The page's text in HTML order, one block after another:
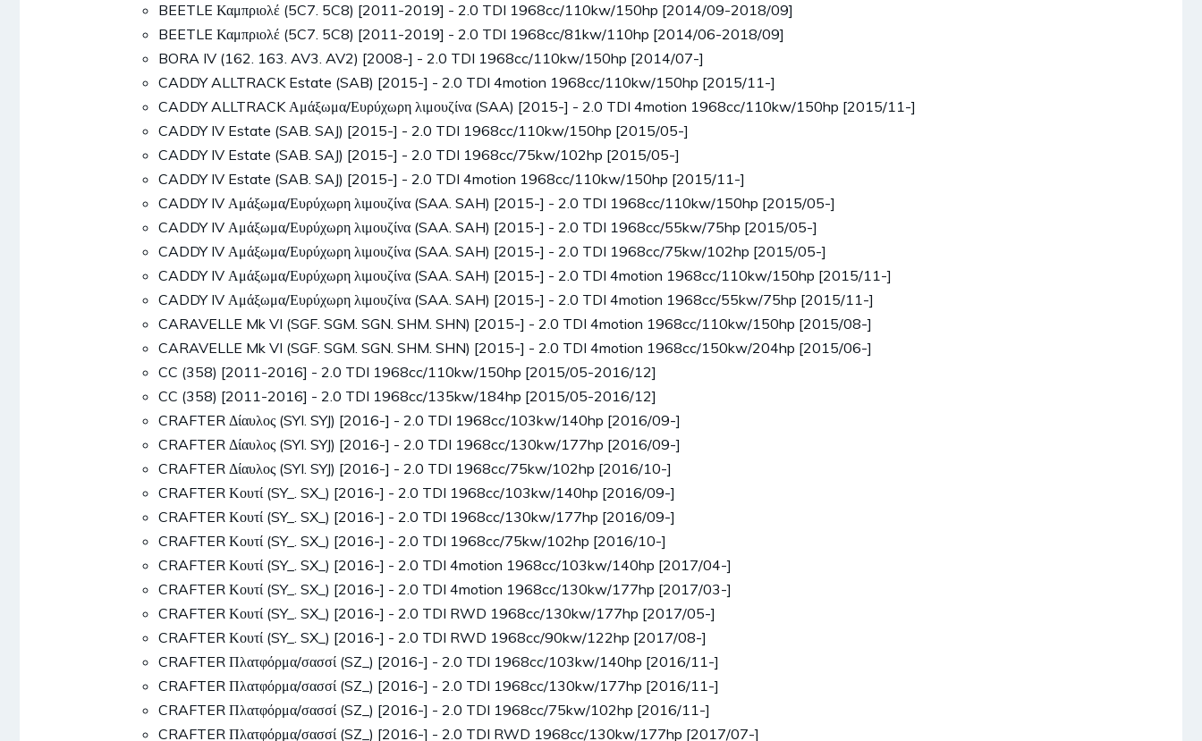
BEETLE Καμπριολέ (5C7. 5C8) [2011-2019] - 2.0 TDI 1968cc/110kw/150hp [2014/09-2018/09]
BEETLE Καμπριολέ (5C7. 5C8) [2011-2019] - 2.0 TDI 1968cc/81kw/110hp [2014/06-2018/09]
BORA IV (162. 163. AV3. AV2) [2008-] - 2.0 TDI 1968cc/110kw/150hp [2014/07-]
CADDY ALLTRACK Estate (SAB) [2015-] - 2.0 TDI 4motion 1968cc/110kw/150hp [2015/11-]
CADDY ALLTRACK Αμάξωμα/Ευρύχωρη λιμουζίνα (SAA) [2015-] - 2.0 TDI 4motion 1968cc/110kw/150hp [2015/11-]
CADDY IV Estate (SAB. SAJ) [2015-] - 2.0 TDI 1968cc/110kw/150hp [2015/05-]
CADDY IV Estate (SAB. SAJ) [2015-] - 2.0 TDI 1968cc/75kw/102hp [2015/05-]
CADDY IV Estate (SAB. SAJ) [2015-] - 2.0 TDI 4motion 1968cc/110kw/150hp [2015/11-]
CADDY IV Αμάξωμα/Ευρύχωρη λιμουζίνα (SAA. SAH) [2015-] - 2.0 TDI 1968cc/110kw/150hp [2015/05-]
CADDY IV Αμάξωμα/Ευρύχωρη λιμουζίνα (SAA. SAH) [2015-] - 2.0 TDI 1968cc/55kw/75hp [2015/05-]
CADDY IV Αμάξωμα/Ευρύχωρη λιμουζίνα (SAA. SAH) [2015-] - 2.0 TDI 1968cc/75kw/102hp [2015/05-]
CADDY IV Αμάξωμα/Ευρύχωρη λιμουζίνα (SAA. SAH) [2015-] - 2.0 TDI 4motion 1968cc/110kw/150hp [2015/11-]
CADDY IV Αμάξωμα/Ευρύχωρη λιμουζίνα (SAA. SAH) [2015-] - 2.0 TDI 4motion 1968cc/55kw/75hp [2015/11-]
CARAVELLE Mk VI (SGF. SGM. SGN. SHM. SHN) [2015-] - 2.0 TDI 4motion 1968cc/110kw/150hp [2015/08-]
CARAVELLE Mk VI (SGF. SGM. SGN. SHM. SHN) [2015-] - 2.0 TDI 4motion 1968cc/150kw/204hp [2015/06-]
CC (358) [2011-2016] - 2.0 TDI 1968cc/110kw/150hp [2015/05-2016/12]
CC (358) [2011-2016] - 2.0 TDI 1968cc/135kw/184hp [2015/05-2016/12]
CRAFTER Δίαυλος (SYI. SYJ) [2016-] - 2.0 TDI 1968cc/103kw/140hp [2016/09-]
CRAFTER Δίαυλος (SYI. SYJ) [2016-] - 2.0 TDI 1968cc/130kw/177hp [2016/09-]
CRAFTER Δίαυλος (SYI. SYJ) [2016-] - 2.0 TDI 1968cc/75kw/102hp [2016/10-]
CRAFTER Κουτί (SY_. SX_) [2016-] - 2.0 TDI 1968cc/103kw/140hp [2016/09-]
CRAFTER Κουτί (SY_. SX_) [2016-] - 2.0 TDI 1968cc/130kw/177hp [2016/09-]
CRAFTER Κουτί (SY_. SX_) [2016-] - 2.0 TDI 1968cc/75kw/102hp [2016/10-]
CRAFTER Κουτί (SY_. SX_) [2016-] - 2.0 TDI 4motion 1968cc/103kw/140hp [2017/04-]
CRAFTER Κουτί (SY_. SX_) [2016-] - 2.0 TDI 4motion 1968cc/130kw/177hp [2017/03-]
CRAFTER Κουτί (SY_. SX_) [2016-] - 2.0 TDI RWD 1968cc/130kw/177hp [2017/05-]
CRAFTER Κουτί (SY_. SX_) [2016-] - 2.0 TDI RWD 1968cc/90kw/122hp [2017/08-]
CRAFTER Πλατφόρμα/σασσί (SZ_) [2016-] - 2.0 TDI 1968cc/103kw/140hp [2016/11-]
CRAFTER Πλατφόρμα/σασσί (SZ_) [2016-] - 2.0 TDI 1968cc/130kw/177hp [2016/11-]
CRAFTER Πλατφόρμα/σασσί (SZ_) [2016-] - 2.0 TDI 1968cc/75kw/102hp [2016/11-]
CRAFTER Πλατφόρμα/σασσί (SZ_) [2016-] - 2.0 TDI RWD 1968cc/130kw/177hp [2017/07-]